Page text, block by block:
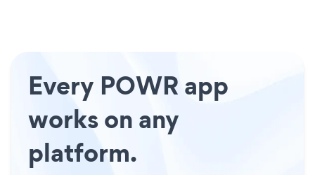
Every POWR app
works on any
platform.